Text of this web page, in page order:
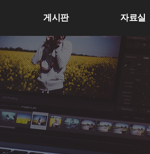
게시판 자료실